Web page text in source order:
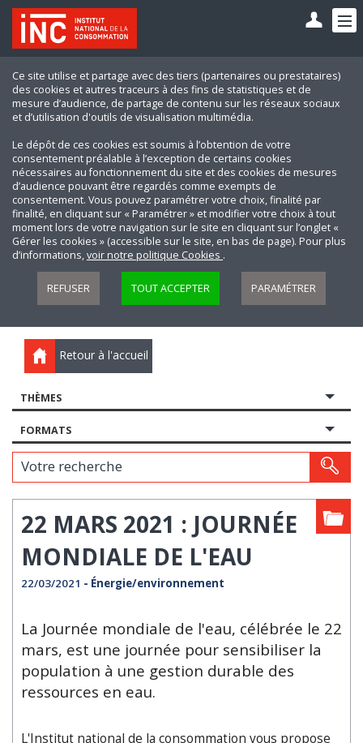
Ce site utilise et partage avec des tiers (partenaires ou prestataires)
des cookies et autres traceurs à des fins de statistiques et de
mesure d’audience, de partage de contenu sur les réseaux sociaux
et d’utilisation d'outils de visualisation multimédia.
Le dépôt de ces cookies est soumis à l’obtention de votre
consentement préalable à l’exception de certains cookies
nécessaires au fonctionnement du site et des cookies de mesures
d’audience pouvant être regardés comme exempts de
consentement. Vous pouvez paramétrer votre choix, finalité par
finalité, en cliquant sur « Paramétrer » et modifier votre choix à tout
moment lors de votre navigation sur le site en cliquant sur l’onglet «
Gérer les cookies » (accessible sur le site, en bas de page). Pour plus
d’informations,voir notre politique Cookies .
REFUSER TOUT ACCEPTER PARAMÉTRER
Retour à l'accueil
THÈMES
FORMATS
Votre recherche
22 MARS 2021 : JOURNÉE
MONDIALE DE L'EAU
22/03/2021 - Énergie/environnement
La Journée mondiale de l'eau, célébrée le 22
mars, est une journée pour sensibiliser la
population à une gestion durable des
ressources en eau.
L'Institut national de la consommation vous propose